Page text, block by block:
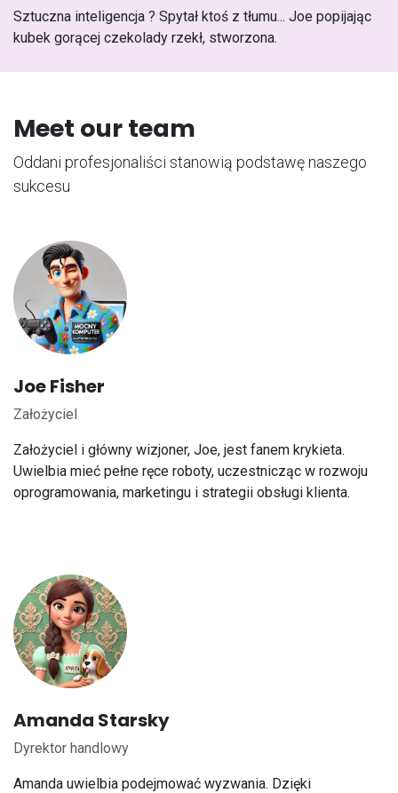
Sztuczna inteligencja ? Spytał ktoś z tłumu... Joe popijając
kubek gorącej czekolady rzekł, stworzona.
Meet our team
Oddani profesjonaliści stanowią podstawę naszego
sukcesu
Joe Fisher
Założyciel
Założyciel i główny wizjoner, Joe, jest fanem krykieta.
Uwielbia mieć pełne ręce roboty, uczestnicząc w rozwoju
oprogramowania, marketingu i strategii obsługi klienta.
Amanda Starsky
Dyrektor handlowy
Amanda uwielbia podejmować wyzwania. Dzięki